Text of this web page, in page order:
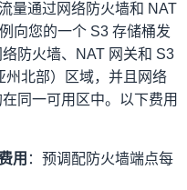
量通过网络防火墙和 NAT
向您的一个 S3 存储桶发
防火墙、NAT 网关和 S3
州北部）区域，并且网络
同一可用区中。以下费用
用 ：预调配防火墙端点每